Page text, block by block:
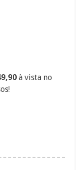
à vista no